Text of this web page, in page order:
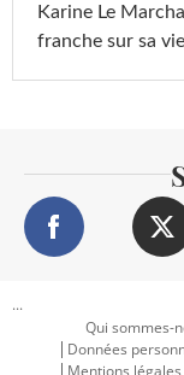
Karine Le
franche sur sa
...
Qui sommes-
Données
Mentions légales